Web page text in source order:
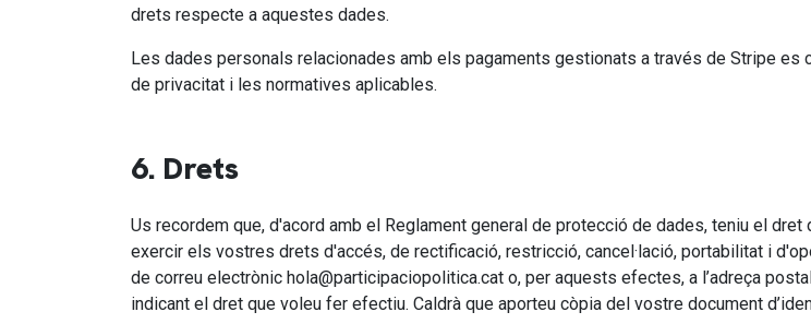
drets respecte a aquestes dades.
Les dades personals relacionades amb els pagaments gestionats a través de Stripe
de privacitat i les normatives aplicables.
6. Drets
Us recordem que, d'acord amb el Reglament general de protecció de dades, teniu el
exercir els vostres drets d'accés, de rectificació, restricció, cancel·lació, portabilitat i
de correu electrònic hola@participaciopolitica.cat o, per aquests efectes, a l’adreça
indicant el dret que voleu fer efectiu. Caldrà que aporteu còpia del vostre document